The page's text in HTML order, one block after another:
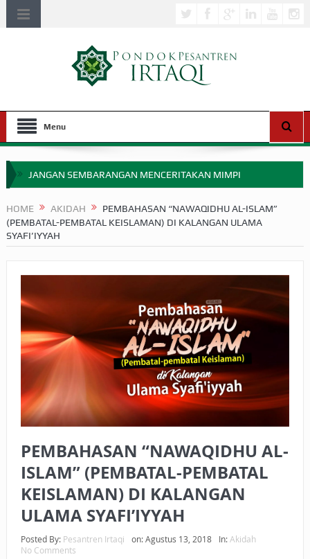
Menu
JANGAN SEMBARANGAN MENCERITAKAN MIMPI
MIMPI YANG DIABAIKAN MENJELANG PERANG BADAR
HAKIKAT NIKMAT DI DUNIA!
BAGAIMANA CARA MEMBAYAR ZAKAT UANG?
UANG HARAM BISA MENJADI HALAL JIKA SEBAB
KEPEMILIKANNYA BERUBAH
ISTIDLAL BATIL VS ISTIDLAL SYAR’I
HUKUM MEMBAYAR ZAKAT KEPADA KERABAT SENDIRI
HOME AKIDAH
PEMBAHASAN “NAWAQIDHU AL-ISLAM”
(PEMBATAL-PEMBATAL KEISLAMAN) DI KALANGAN ULAMA
SYAFI’IYYAH
PEMBAHASAN “NAWAQIDHU AL-
ISLAM” (PEMBATAL-PEMBATAL
KEISLAMAN) DI KALANGAN
ULAMA SYAFI’IYYAH
Posted By: Pesantren Irtaqi on:Agustus 13, 2018 In:Akidah
No Comments